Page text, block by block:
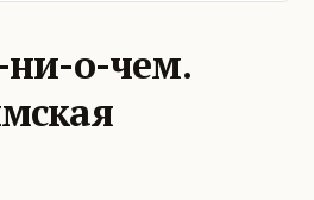
ни-о-чем.